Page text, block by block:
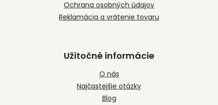
Ochrana osobných údajov
Reklamácia a vrátenie tovaru
Užitočné informácie
O nás
Najčastejšie otázky
Blog